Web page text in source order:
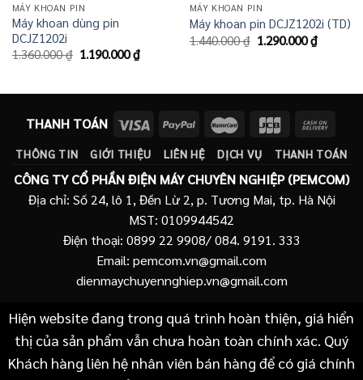
MÁY KHOAN PIN
Máy khoan dùng pin
DCJZ1202i
1.360.000₫ Giá
1.360.000 ₫.
1.190.000₫Giá
là:
MÁY KHOAN PIN
Máy khoan pin DCJZ1202i (TD)
1.440.000₫ Giá
gốc
1.290.000₫Giá
THANH TOÁN
THÔNG TIN GIỚI THIỆU LIÊN HỆ DỊCH VỤ THANH TOÁN
CÔNG TY CỔ PHẦN ĐIỆN MÁY CHUYÊN NGHIỆP (PEMCOM)
Địa chỉ: Số 24, lô 1, Đền Lừ 2, p. Tương Mai, tp. Hà Nội
MST: 0109944542
Điện thoại: 0899 22 9908/ 084. 9191. 333
Email: pemcom.vn@gmail.com
dienmaychuyennghiep.vn@gmail.com
Hiện website đang trong quá trình hoàn thiện, giá hiển
thị của sản phẩm vẫn chưa hoàn toàn chính xác. Quý
Khách hàng liên hệ nhân viên bán hàng để có giá chính